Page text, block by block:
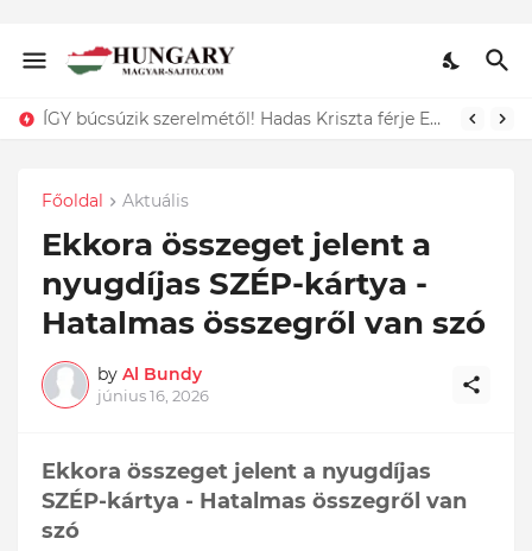
ÍGY búcsúzik szerelmétől! Hadas Kriszta férje EZT tette közzé
Főoldal Aktuális
Ekkora összeget jelent a
nyugdíjas SZÉP-kártya -
Hatalmas összegről van szó
by Al Bundy
június 16, 2026
Ekkora összeget jelent a nyugdíjas
SZÉP-kártya - Hatalmas összegről van
szó